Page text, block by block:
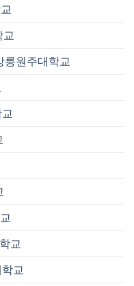
교
릉원주대학교
교
교